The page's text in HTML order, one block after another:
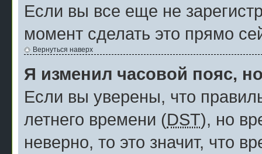
Если вы все еще не
момент сделать это прямо
Вернуться наверх
Я изменил часовой пояс,
Если вы уверены, что
летнего времени (DST), но
неверно, то это значит, что